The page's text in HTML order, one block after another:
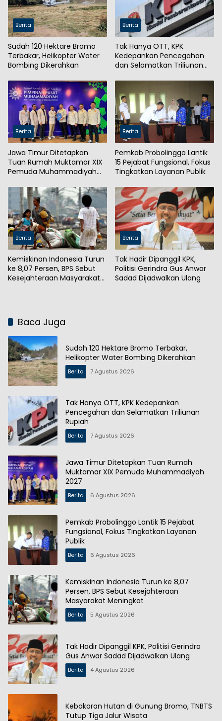
Berita
Sudah 120 Hektare Bromo
Terbakar, Helikopter Water
Bombing Dikerahkan
Berita
Tak Hanya OTT, KPK
Kedepankan Pencegahan
dan Selamatkan Triliunan
Berita
Jawa Timur Ditetapkan
Tuan Rumah Muktamar XIX
Pemuda Muhammadiyah
Berita
Pemkab Probolinggo Lantik
15 Pejabat Fungsional, Fokus
Tingkatkan Layanan Publik
Berita
Kemiskinan Indonesia Turun
ke 8,07 Persen, BPS Sebut
Kesejahteraan Masyarakat
Berita
Tak Hadir Dipanggil KPK,
Politisi Gerindra Gus Anwar
Sadad Dijadwalkan Ulang
Baca Juga
Sudah 120 Hektare Bromo Terbakar,
Helikopter Water Bombing Dikerahkan
Berita 7 Agustus 2026
Tak Hanya OTT, KPK Kedepankan
Pencegahan dan Selamatkan Triliunan
Rupiah
Berita 7 Agustus 2026
Jawa Timur Ditetapkan Tuan Rumah
Muktamar XIX Pemuda Muhammadiyah
2027
Berita 6 Agustus 2026
Pemkab Probolinggo Lantik 15 Pejabat
Fungsional, Fokus Tingkatkan Layanan
Publik
Berita 6 Agustus 2026
Kemiskinan Indonesia Turun ke 8,07
Persen, BPS Sebut Kesejahteraan
Masyarakat Meningkat
Berita 5 Agustus 2026
Tak Hadir Dipanggil KPK, Politisi Gerindra
Gus Anwar Sadad Dijadwalkan Ulang
Berita 4 Agustus 2026
Kebakaran Hutan di Gunung Bromo, TNBTS
Tutup Tiga Jalur Wisata